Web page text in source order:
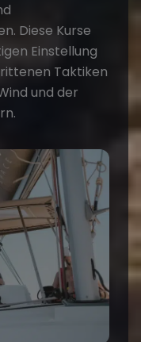
Diese Kurse
Einstellung
Taktiken
und der